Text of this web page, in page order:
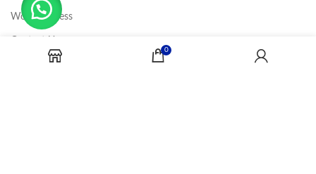
Woman Dress
Latest News
0